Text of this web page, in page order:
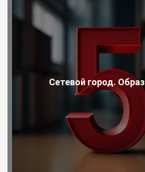
Сетевой город.